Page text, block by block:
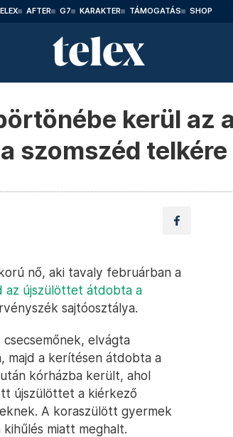
AFTER G7 KARAKTER TÁMOGATÁS SHOP
kerül az
szomszéd
nő, aki tavaly februárban a
az újszülöttet átdobta a
sajtóosztálya.
elvágta
majd a kerítésen átdobta a
kórházba került, ahol
újszülöttet a kiérkező
A koraszülött gyermek
miatt meghalt.